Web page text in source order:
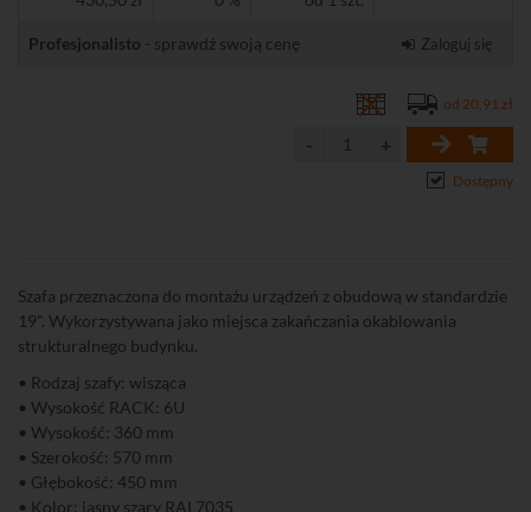
Profesjonalisto - sprawdź swoją cenę Zaloguj się
od 20,91 zł
Dostępny
Szafa przeznaczona do montażu urządzeń z obudową w standardzie
19". Wykorzystywana jako miejsca zakańczania okablowania
strukturalnego budynku.
• Rodzaj szafy: wisząca
• Wysokość RACK: 6U
• Wysokość: 360 mm
• Szerokość: 570 mm
• Głębokość: 450 mm
• Kolor: jasny szary RAL7035